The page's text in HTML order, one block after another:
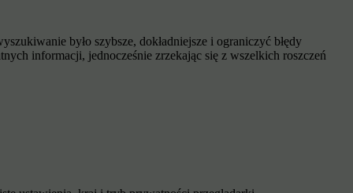
było szybsze, dokładniejsze i ograniczyć błędy
informacji, jednocześnie zrzekając się z wszelkich roszczeń